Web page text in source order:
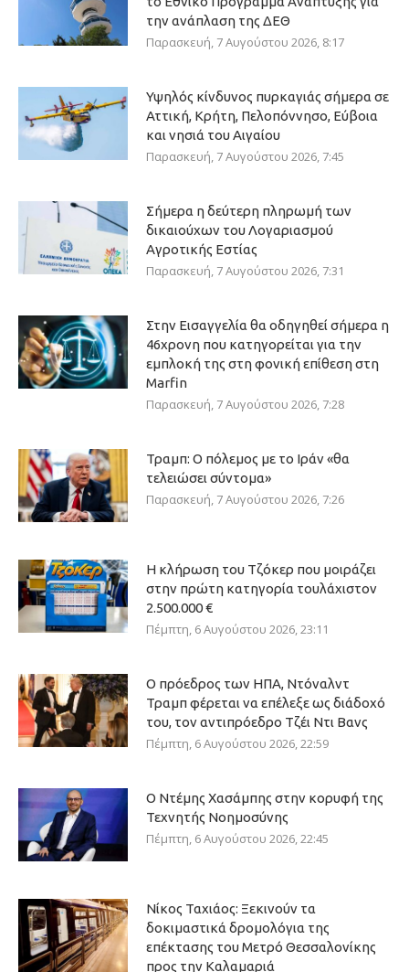
την ανάπλαση της ΔΕΘ
Παρασκευή, 7 Αυγούστου 2026, 8:17
Υψηλός κίνδυνος πυρκαγιάς σήμερα σε
Αττική, Κρήτη, Πελοπόννησο, Εύβοια
και νησιά του Αιγαίου
Παρασκευή, 7 Αυγούστου 2026, 7:45
Σήμερα η δεύτερη πληρωμή των
δικαιούχων του Λογαριασμού
Αγροτικής Εστίας
Παρασκευή, 7 Αυγούστου 2026, 7:31
Στην Εισαγγελία θα οδηγηθεί σήμερα η
46χρονη που κατηγορείται για την
εμπλοκή της στη φονική επίθεση στη
Marfin
Παρασκευή, 7 Αυγούστου 2026, 7:28
Τραμπ: Ο πόλεμος με το Ιράν «θα
τελειώσει σύντομα»
Παρασκευή, 7 Αυγούστου 2026, 7:26
Η κλήρωση του Τζόκερ που μοιράζει
στην πρώτη κατηγορία τουλάχιστον
2.500.000 €
Πέμπτη, 6 Αυγούστου 2026, 23:11
Ο πρόεδρος των ΗΠΑ, Ντόναλντ
Τραμπ φέρεται να επέλεξε ως διάδοχό
του, τον αντιπρόεδρο Τζέι Ντι Βανς
Πέμπτη, 6 Αυγούστου 2026, 22:59
Ο Ντέμης Χασάμπης στην κορυφή της
Τεχνητής Νοημοσύνης
Πέμπτη, 6 Αυγούστου 2026, 22:45
Νίκος Ταχιάος: Ξεκινούν τα
δοκιμαστικά δρομολόγια της
επέκτασης του Μετρό Θεσσαλονίκης
προς την Καλαμαριά